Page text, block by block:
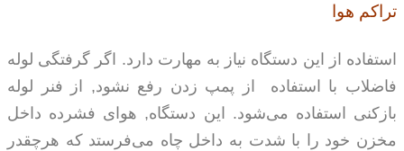
تراکم هوا
استفاده از این دستگاه نیاز به مهارت دارد. اگر گرفتگی لوله
فاضلاب با استفاده از پمپ زدن رفع نشود, از فنر لوله
بازکنی استفاده می‌شود. این دستگاه, هوای فشرده داخل
مخزن خود را با شدت به داخل چاه می‌فرستد که هرچقدر